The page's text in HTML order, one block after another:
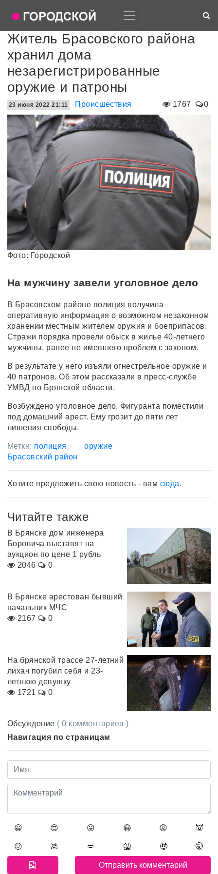
Житель Брасовского района
хранил дома
незарегистрированные
оружие и патроны
1767 0
23 июня 2022 21:11 Происшествия
Фото: Городской
На мужчину завели уголовное дело
В Брасовском районе полиция получила
оперативную информация о возможном незаконном
хранении местным жителем оружия и боеприпасов.
Стражи порядка провели обыск в жилье 40-летнего
мужчины, ранее не имевшего проблем с законом.
В результате у него изъяли огнестрельное оружие и
40 патронов. Об этом рассказали в пресс-службе
УМВД по Брянской области.
Возбуждено уголовное дело. Фигуранта поместили
под домашний арест. Ему грозит до пяти лет
лишения свободы.
Метки: полиция
оружие
Брасовский район
Хотите предложить свою новость - вам сюда.
Читайте также
В Брянске дом инженера
Боровича выставят на
аукцион по цене 1 рубль
2046
0
В Брянске арестован бывший
начальник МЧС
2167
0
На брянской трассе 27-летний
лихач погубил себя и 23-
летнюю девушку
1721
0
Обсуждение ( 0 комментариев )
Навигация по страницам
😀 😍 😛 😷 😡 👿
😖 💩 💋 🤮 🤑 🤫